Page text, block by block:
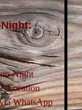
Night:
Night
Location
WhatsApp